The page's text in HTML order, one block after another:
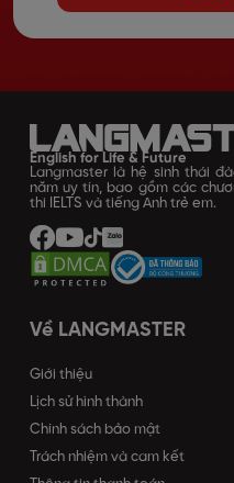
English for Life & Future
Langmaster là hệ sinh thái
năm uy tín, bao gồm các
thi IELTS và tiếng Anh trẻ em.
Về LANGMASTER
Giới thiệu
Lịch sử hình thành
Chính sách bảo mật
Trách nhiệm và cam kết